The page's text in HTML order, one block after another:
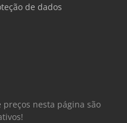
de dados
nesta página são